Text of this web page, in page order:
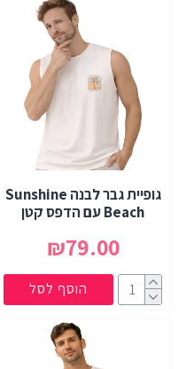
גופיית גבר לבנה Sunshine
Beach עם הדפס קטן
₪79.00
הוסף לסל